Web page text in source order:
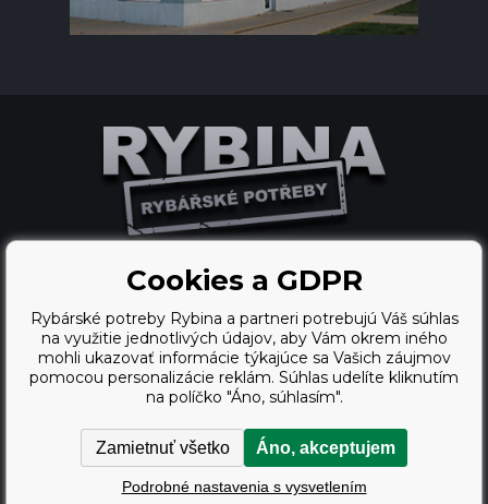
Copyright © 2009 - 2026,
Rybárské potreby Rybina
Ecommerce solutions
BINARGON.cz
webdesign
Vortex Vision.cz
Cookies a GDPR
Rybárské potreby Rybina a partneri potrebujú Váš súhlas
na využitie jednotlivých údajov, aby Vám okrem iného
mohli ukazovať informácie týkajúce sa Vašich záujmov
pomocou personalizácie reklám. Súhlas udelíte kliknutím
na políčko "Áno, súhlasím".
Zamietnuť všetko Áno, akceptujem
Podrobné nastavenia s vysvetlením